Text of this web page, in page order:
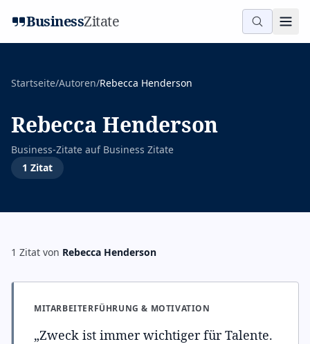
BusinessZitate
Startseite/Autoren/Rebecca Henderson
Rebecca Henderson
Business-Zitate auf Business Zitate
1 Zitat
1 Zitat von Rebecca Henderson
MITARBEITERFÜHRUNG & MOTIVATION
„Zweck ist immer wichtiger für Talente.